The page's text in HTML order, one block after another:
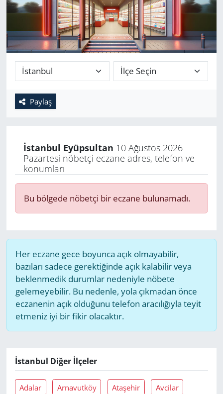
Paylaş
İstanbul Eyüpsultan 10 Ağustos 2026
Pazartesi nöbetçi eczane adres, telefon ve
konumları
Bu bölgede nöbetçi bir eczane bulunamadı.
Her eczane gece boyunca açık olmayabilir,
bazıları sadece gerektiğinde açık kalabilir veya
beklenmedik durumlar nedeniyle nöbete
gelemeyebilir. Bu nedenle, yola çıkmadan önce
eczanenin açık olduğunu telefon aracılığıyla teyit
etmeniz iyi bir fikir olacaktır.
İstanbul Diğer İlçeler
Adalar Arnavutköy Ataşehir Avcilar